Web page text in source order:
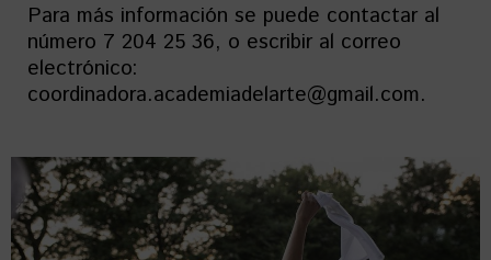
Para más información se puede contactar al
número 7 204 25 36, o escribir al correo
electrónico:
coordinadora.academiadelarte@gmail.com.